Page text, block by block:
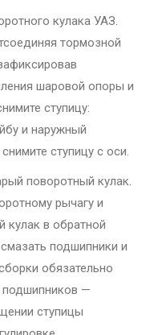
кулака УАЗ.
тормозной
шаровой опоры и
ступицу:
и наружный
ступицу с оси.
поворотный кулак.
рычагу и
кулак в обратной
подшипники и
обязательно
подшипников —
ступицы